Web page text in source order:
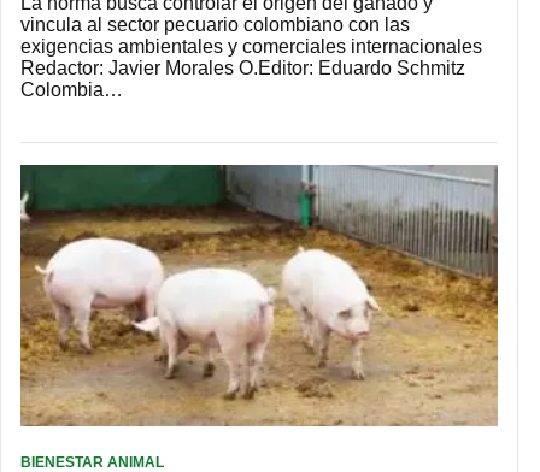
vincula al sector pecuario colombiano con las
exigencias ambientales y comerciales internacionales
Redactor: Javier Morales O.Editor: Eduardo Schmitz
Colombia…
BIENESTAR ANIMAL